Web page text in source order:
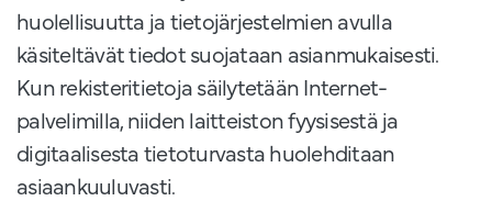
huolellisuutta ja tietojärjestelmien avulla
käsiteltävät tiedot suojataan asianmukaisesti.
Kun rekisteritietoja säilytetään Internet-
palvelimilla, niiden laitteiston fyysisestä ja
digitaalisesta tietoturvasta huolehditaan
asiaankuuluvasti.